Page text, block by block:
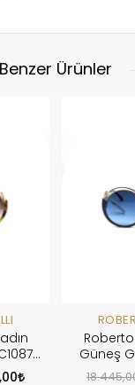
Benzer Ürünler
Güneş